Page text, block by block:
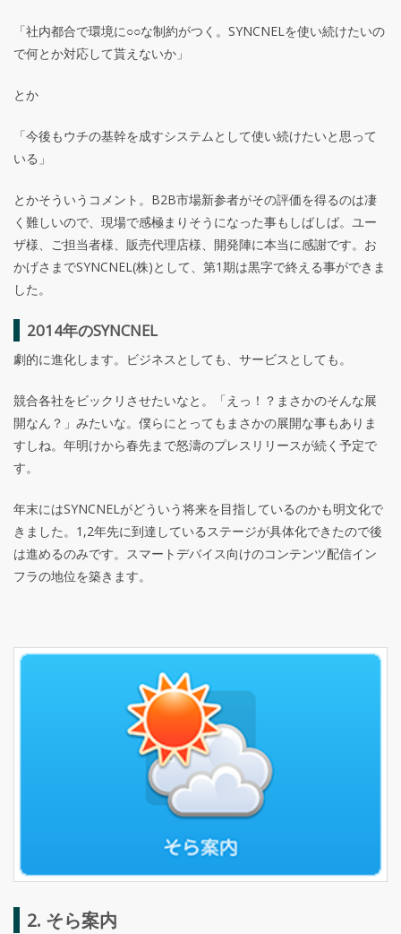
「社内都合で環境に○○な制約がつく。SYNCNELを使い続けたいの
で何とか対応して貰えないか」
とか
「今後もウチの基幹を成すシステムとして使い続けたいと思って
いる」
とかそういうコメント。B2B市場新参者がその評価を得るのは凄
く難しいので、現場で感極まりそうになった事もしばしば。ユー
ザ様、ご担当者様、販売代理店様、開発陣に本当に感謝です。お
かげさまでSYNCNEL(株)として、第1期は黒字で終える事ができま
した。
2014年のSYNCNEL
劇的に進化します。ビジネスとしても、サービスとしても。
競合各社をビックリさせたいなと。「えっ！？まさかのそんな展
開なん？」みたいな。僕らにとってもまさかの展開な事もありま
すしね。年明けから春先まで怒濤のプレスリリースが続く予定で
す。
年末にはSYNCNELがどういう将来を目指しているのかも明文化で
きました。1,2年先に到達しているステージが具体化できたので後
は進めるのみです。スマートデバイス向けのコンテンツ配信イン
フラの地位を築きます。
2. そら案内